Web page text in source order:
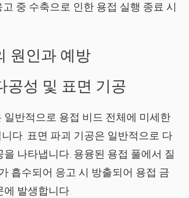
고 중 수축으로 인한 용접 실행 종료 시
원인과 예방
공성 및 표면 기공
일반적으로 용접 비드 전체에 미세한
다. 표면 파괴 기공은 일반적으로 다
을 나타냅니다. 용융된 용접 풀에서 질
흡수되어 응고 시 방출되어 용접 금
에 발생합니다.